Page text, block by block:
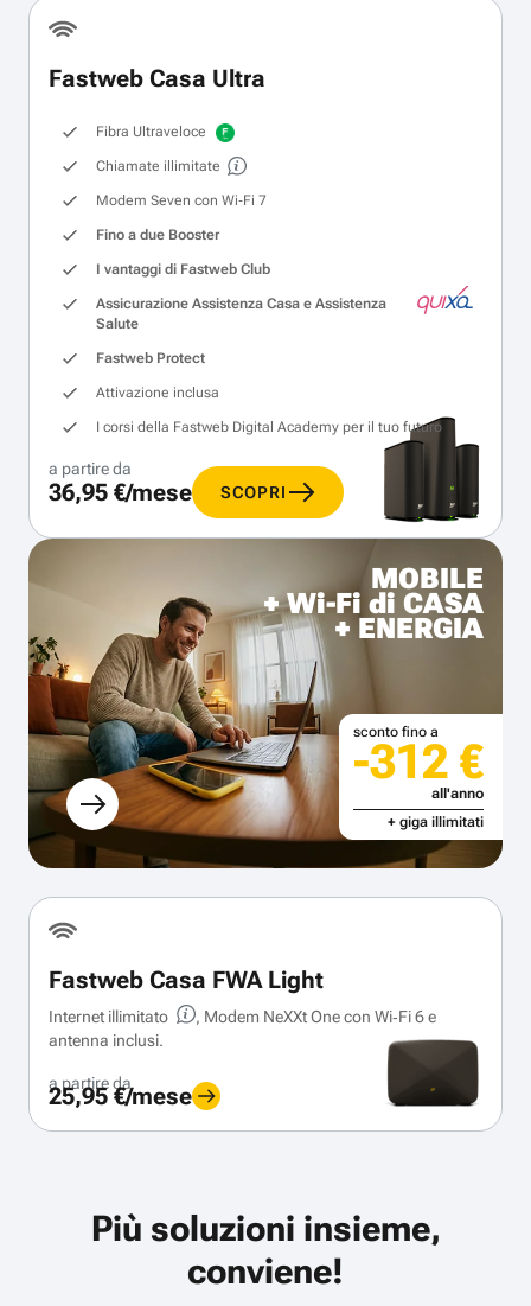
Fastweb Casa Ultra
Fibra Ultraveloce
Chiamate illimitate
Modem Seven con Wi‑Fi 7
Fino a due Booster
I vantaggi di Fastweb Club
Assicurazione Assistenza Casa e Assistenza
Salute
Fastweb Protect
Attivazione inclusa
I corsi della Fastweb Digital Academy per il tuo futuro
a partire da
36,95 €/mese SCOPRI
MOBILE
+ Wi-Fi di CASA
+ ENERGIA
sconto fino a
-312 €
all'anno
+ giga illimitati
Fastweb Casa FWA Light
Internet illimitato
, Modem NeXXt One con Wi‑Fi 6 e
antenna inclusi.
a partire da
25,95 €/mese
Più soluzioni insieme,
conviene!